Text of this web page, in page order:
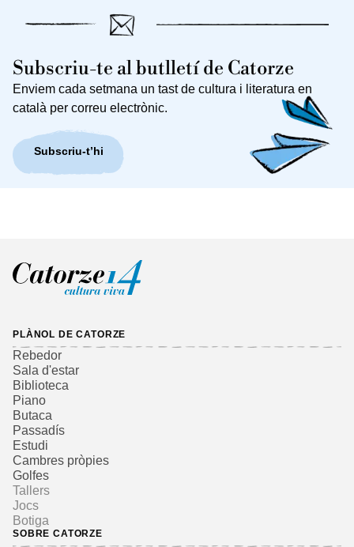
Subscriu-te al butlletí de Catorze
Enviem cada setmana un tast de cultura i literatura en
català per correu electrònic.
Subscriu-t’hi
PLÀNOL DE CATORZE
Rebedor
Sala d'estar
Biblioteca
Piano
Butaca
Passadís
Estudi
Cambres pròpies
Golfes
Tallers
Jocs
Botiga
SOBRE CATORZE